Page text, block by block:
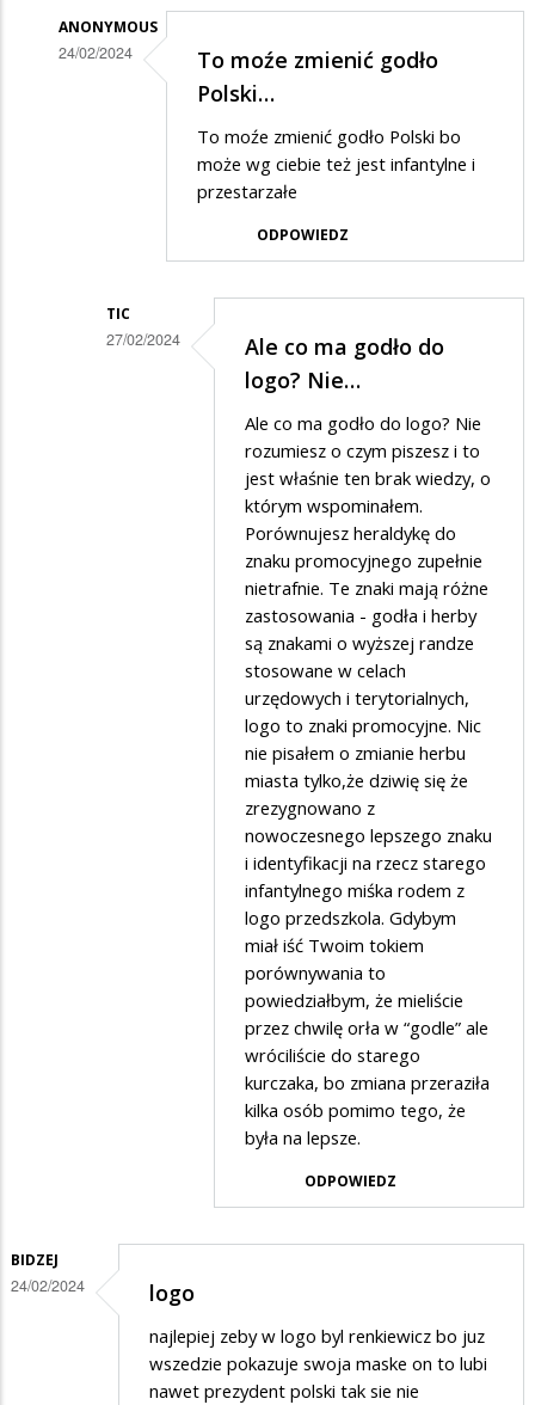
ANONYMOUS
24/02/2024
Suwałki
To moźe zmienić godło
Polski…
To moźe zmienić godło Polski bo
może wg ciebie też jest infantylne i
przestarzałe
ODPOWIEDZ
TIC
27/02/2024
Ale co ma godło do
logo? Nie…
Ale co ma godło do logo? Nie
rozumiesz o czym piszesz i to
jest właśnie ten brak wiedzy, o
którym wspominałem.
Porównujesz heraldykę do
znaku promocyjnego zupełnie
nietrafnie. Te znaki mają różne
zastosowania - godła i herby
są znakami o wyższej randze
stosowane w celach
urzędowych i terytorialnych,
logo to znaki promocyjne. Nic
nie pisałem o zmianie herbu
miasta tylko,że dziwię się że
zrezygnowano z
nowoczesnego lepszego znaku
i identyfikacji na rzecz starego
infantylnego miśka rodem z
logo przedszkola. Gdybym
miał iść Twoim tokiem
porównywania to
powiedziałbym, że mieliście
przez chwilę orła w “godle” ale
wróciliście do starego
kurczaka, bo zmiana przeraziła
kilka osób pomimo tego, że
była na lepsze.
ODPOWIEDZ
BIDZEJ
24/02/2024 logo
najlepiej zeby w logo byl renkiewicz bo juz
wszedzie pokazuje swoja maske on to lubi
nawet prezydent polski tak sie nie